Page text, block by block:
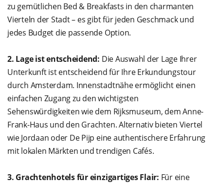
zu gemütlichen Bed & Breakfasts in den charmanten
Vierteln der Stadt – es gibt für jeden Geschmack und
jedes Budget die passende Option.
2. Lage ist entscheidend: Die Auswahl der Lage Ihrer
Unterkunft ist entscheidend für Ihre Erkundungstour
durch Amsterdam. Innenstadtnähe ermöglicht einen
einfachen Zugang zu den wichtigsten
Sehenswürdigkeiten wie dem Rijksmuseum, dem Anne-
Frank-Haus und den Grachten. Alternativ bieten Viertel
wie Jordaan oder De Pijp eine authentischere Erfahrung
mit lokalen Märkten und trendigen Cafés.
3. Grachtenhotels für einzigartiges Flair: Für eine